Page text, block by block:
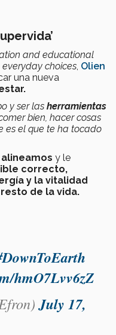
and educational
choices Olien
una nueva
y ser las herramientas
bien, hacer cosas
es el que te ha tocado
y le
correcto,
y la vitalidad
resto de la vida.
hmO7Lvv6zZ
July 17,